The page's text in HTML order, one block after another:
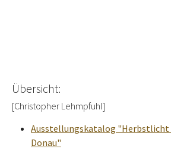
Übersicht:
[Christopher Lehmpfuhl]
Ausstellungskatalog "Herbstlicht
Donau"